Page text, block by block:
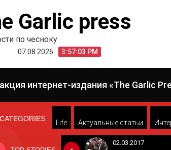
Garlic press
по чесноку
07.08.2026 3:57:03 PM
интернет-издания «The Garlic
Life Актуальные статьи
02.03.2017